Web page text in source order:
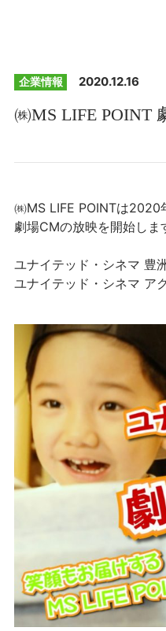
企業情報 2020.12.16
㈱MS LIFE POINT
㈱MS LIFE POINTは2020
劇場CMの放映を開始しま
ユナイテッド・シネマ 豊洲
ユナイテッド・シネマ ア